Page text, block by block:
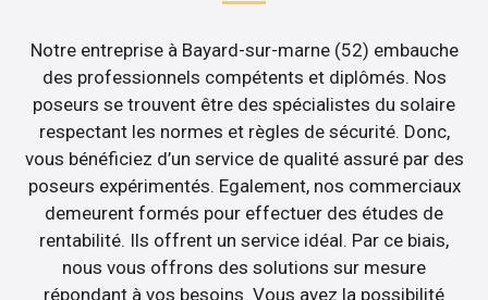
Notre entreprise à Bayard-sur-marne (52) embauche
des professionnels compétents et diplômés. Nos
poseurs se trouvent être des spécialistes du solaire
respectant les normes et règles de sécurité. Donc,
vous bénéficiez d’un service de qualité assuré par des
poseurs expérimentés. Egalement, nos commerciaux
demeurent formés pour effectuer des études de
rentabilité. Ils offrent un service idéal. Par ce biais,
nous vous offrons des solutions sur mesure
répondant à vos besoins. Vous avez la possibilité